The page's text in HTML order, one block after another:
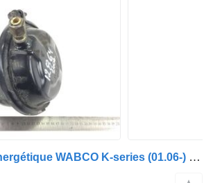
Accumulateur énergétique WABCO K-series (01.06-) 4235061430 pour Scania K,N,F-series bus (2006-)